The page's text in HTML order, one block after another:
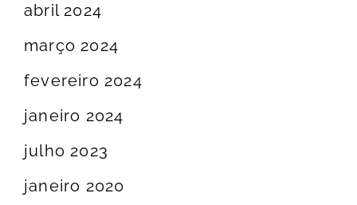
abril 2024
março 2024
fevereiro 2024
janeiro 2024
julho 2023
janeiro 2020